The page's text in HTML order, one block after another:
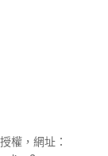
權，網址：